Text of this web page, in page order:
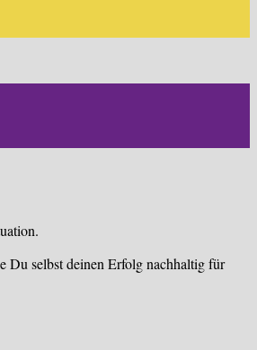
Du selbst deinen Erfolg nachhaltig für